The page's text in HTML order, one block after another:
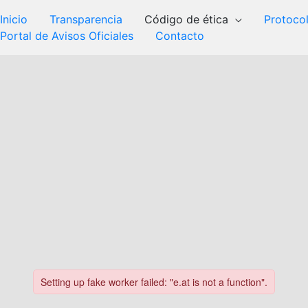
Inicio Transparencia Código de ética
Portal de Avisos Oficiales
Contacto